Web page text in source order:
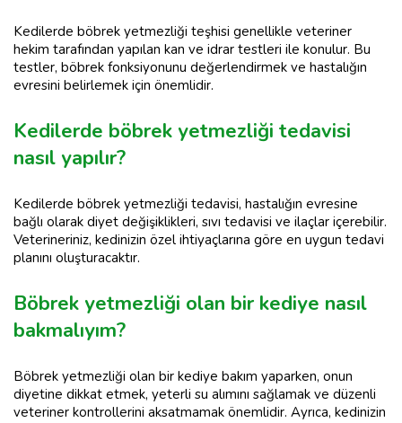
Kedilerde böbrek yetmezliği teşhisi genellikle veteriner
hekim tarafından yapılan kan ve idrar testleri ile konulur. Bu
testler, böbrek fonksiyonunu değerlendirmek ve hastalığın
evresini belirlemek için önemlidir.
Kedilerde böbrek yetmezliği tedavisi
nasıl yapılır?
Kedilerde böbrek yetmezliği tedavisi, hastalığın evresine
bağlı olarak diyet değişiklikleri, sıvı tedavisi ve ilaçlar içerebilir.
Veterineriniz, kedinizin özel ihtiyaçlarına göre en uygun tedavi
planını oluşturacaktır.
Böbrek yetmezliği olan bir kediye nasıl
bakmalıyım?
Böbrek yetmezliği olan bir kediye bakım yaparken, onun
diyetine dikkat etmek, yeterli su alımını sağlamak ve düzenli
veteriner kontrollerini aksatmamak önemlidir. Ayrıca, kedinizin